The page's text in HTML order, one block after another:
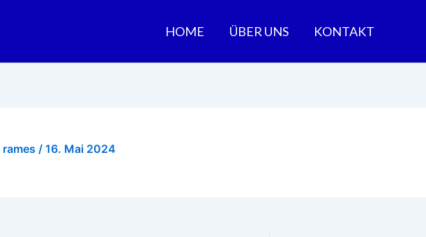
HOME ÜBER UNS KONTAKT
rames / 16. Mai 2024